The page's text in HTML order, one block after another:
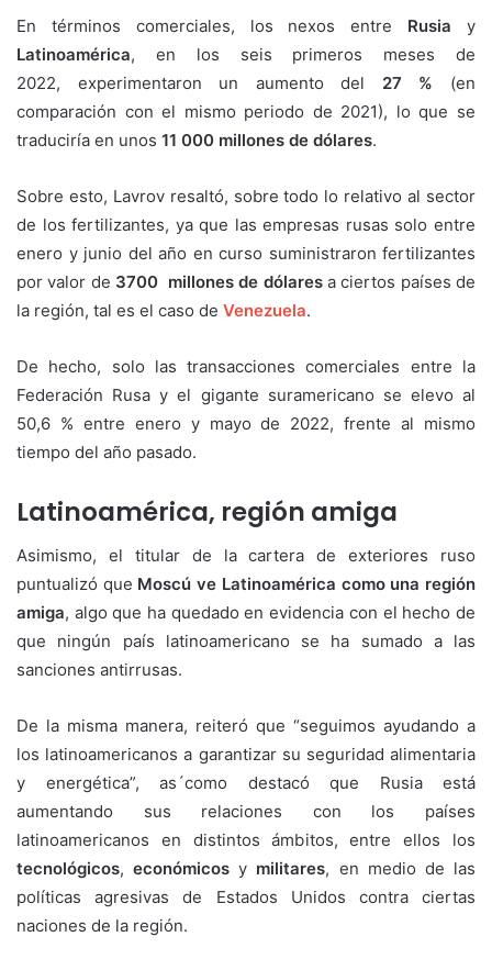
En términos comerciales, los nexos entre Rusia y
Latinoamérica, en los seis primeros meses de
2022, experimentaron un aumento del 27 % (en
comparación con el mismo periodo de 2021), lo que se
traduciría en unos 11 000 millones de dólares.
Sobre esto, Lavrov resaltó, sobre todo lo relativo al sector
de los fertilizantes, ya que las empresas rusas solo entre
enero y junio del año en curso suministraron fertilizantes
por valor de 3700 millones de dólaresa ciertos países de
la región, tal es el caso de Venezuela.
De hecho, solo las transacciones comerciales entre la
Federación Rusa y el gigante suramericano se elevo al
50,6 % entre enero y mayo de 2022, frente al mismo
tiempo del año pasado.
Latinoamérica, región amiga
Asimismo, el titular de la cartera de exteriores ruso
puntualizó que Moscú ve Latinoamérica como una región
amiga, algo que ha quedado en evidencia con el hecho de
que ningún país latinoamericano se ha sumado a las
sanciones antirrusas.
De la misma manera, reiteró que “seguimos ayudando a
los latinoamericanos a garantizar su seguridad alimentaria
y energética”, as´como destacó que Rusia está
aumentando sus relaciones con los países
latinoamericanos en distintos ámbitos, entre ellos los
tecnológicos,económicos y militares, en medio de las
políticas agresivas de Estados Unidos contra ciertas
naciones de la región.